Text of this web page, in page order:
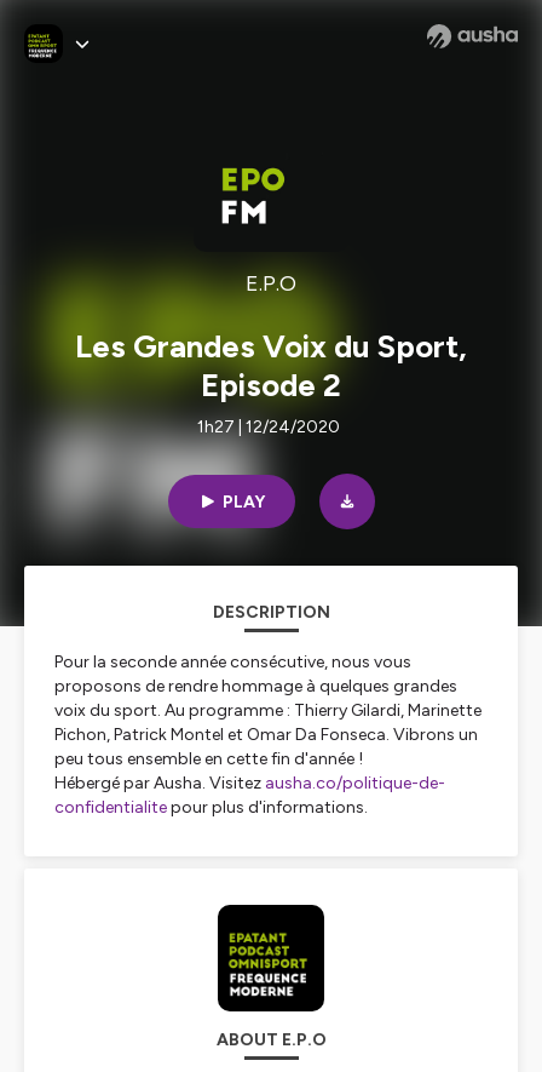
E.P.O
Les Grandes Voix du Sport,
Episode 2
1h27 | 12/24/2020
PLAY
DESCRIPTION
Pour la seconde année consécutive, nous vous
proposons de rendre hommage à quelques grandes
voix du sport. Au programme : Thierry Gilardi, Marinette
Pichon, Patrick Montel et Omar Da Fonseca. Vibrons un
peu tous ensemble en cette fin d'année !
Hébergé par Ausha. Visitez ausha.co/politique-de-
confidentialitepour plus d'informations.
ABOUT E.P.O